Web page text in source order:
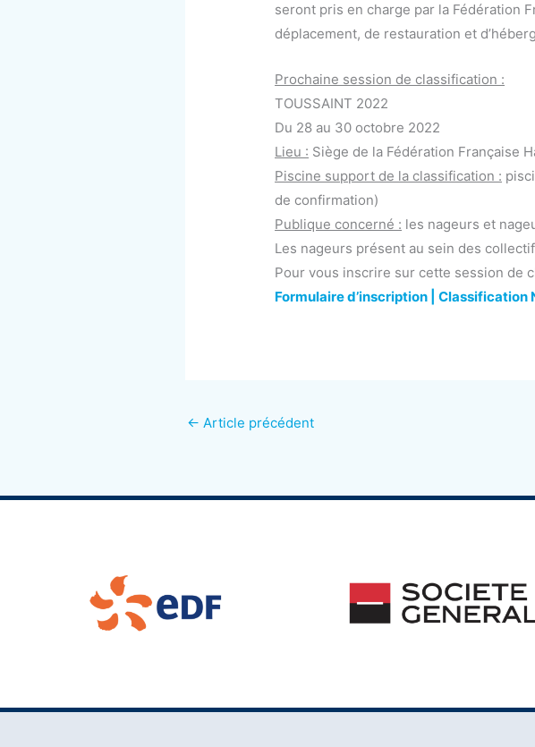
seront pris en charge par la Fédération
déplacement, de restauration et
Prochaine session de classification :
TOUSSAINT 2022
Du 28 au 30 octobre 2022
Lieu : Siège de la Fédération Française
Piscine support de la classification :
de confirmation)
Publique concerné : les nageurs et
Les nageurs présent au sein des
Pour vous inscrire sur cette session de
Formulaire d’inscription | Classification
← Article précédent